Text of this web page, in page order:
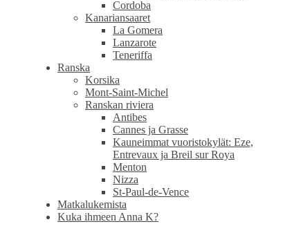
Cordoba
Kanariansaaret
La Gomera
Lanzarote
Teneriffa
Ranska
Korsika
Mont-Saint-Michel
Ranskan riviera
Antibes
Cannes ja Grasse
Kauneimmat vuoristokylät: Eze,
Entrevaux ja Breil sur Roya
Menton
Nizza
St-Paul-de-Vence
Matkalukemista
Kuka ihmeen Anna K?